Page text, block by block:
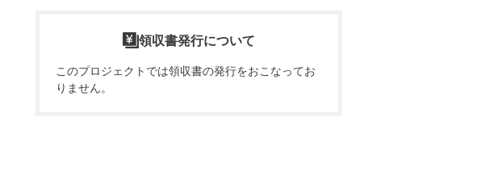
領収書発行について
このプロジェクトでは領収書の発行をおこなってお
りません。